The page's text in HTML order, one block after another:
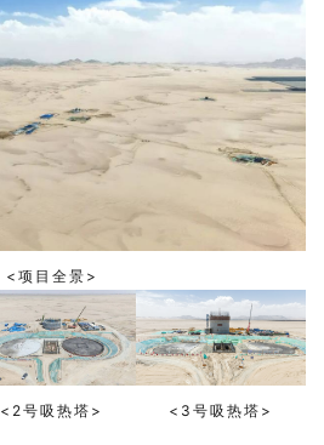
<项目全景>
<2号吸热塔> <3号吸热塔>